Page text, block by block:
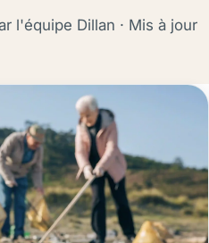
l'équipe Dillan · Mis à jour